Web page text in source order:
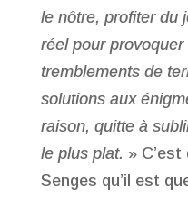
le nôtre, profiter du
réel pour
tremblements de
solutions aux
raison, quitte à
le plus plat. »
Senges qu’il est